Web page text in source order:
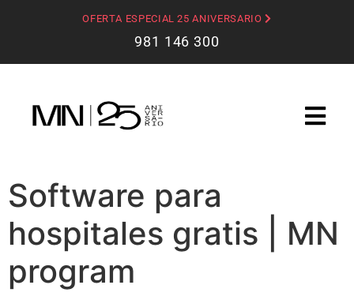
OFERTA ESPECIAL 25 ANIVERSARIO
981 146 300
Software para
hospitales gratis | MN
program